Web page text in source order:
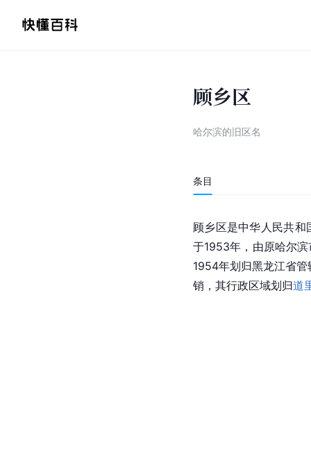
顾乡区
哈尔滨的旧区名
条目
顾乡区是中华人民共和
于1953年，由原哈尔滨
1954年划归黑龙江省
销，其行政区域划归道